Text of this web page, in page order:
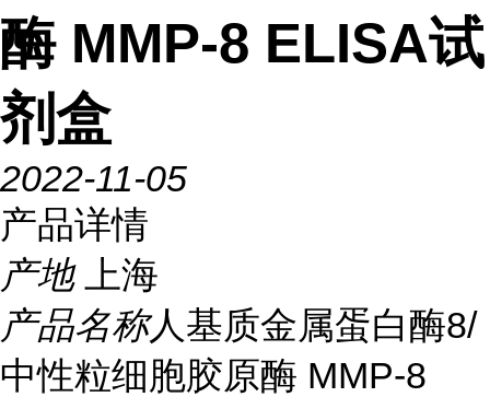
酶 MMP-8 ELISA试
剂盒
2022-11-05
产品详情
产地
上海
产品名称人基质金属蛋白酶8/
中性粒细胞胶原酶 MMP-8